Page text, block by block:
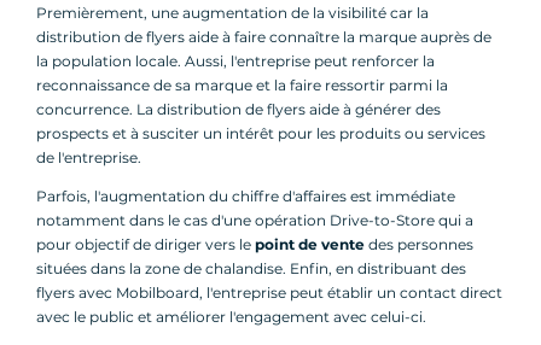
Premièrement, une augmentation de la visibilité car la
distribution de flyers aide à faire connaître la marque auprès de
la population locale. Aussi, l'entreprise peut renforcer la
reconnaissance de sa marque et la faire ressortir parmi la
concurrence. La distribution de flyers aide à générer des
prospects et à susciter un intérêt pour les produits ou services
de l'entreprise.
Parfois, l'augmentation du chiffre d'affaires est immédiate
notamment dans le cas d'une opération Drive-to-Store qui a
pour objectif de diriger vers le point de vente des personnes
situées dans la zone de chalandise. Enfin, en distribuant des
flyers avec Mobilboard, l'entreprise peut établir un contact direct
avec le public et améliorer l'engagement avec celui-ci.